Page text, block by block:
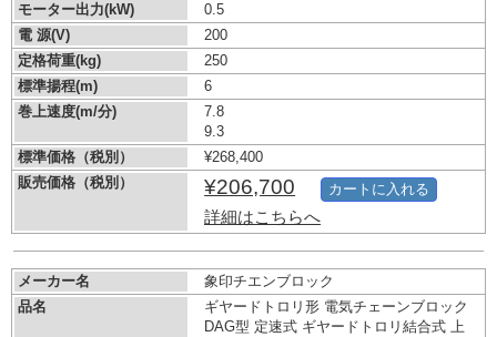
モーター出力(kW)
0.5
電 源(V)
200
定格荷重(kg)
250
標準揚程(m)
6
巻上速度(m/分)
7.8
9.3
標準価格（税別）
¥268,400
販売価格（税別）
¥206,700
詳細はこちらへ
カートに入れる
メーカー名
象印チエンブロック
品名
ギヤードトロリ形 電気チェーンブロック
DAG型 定速式 ギヤードトロリ結合式 上